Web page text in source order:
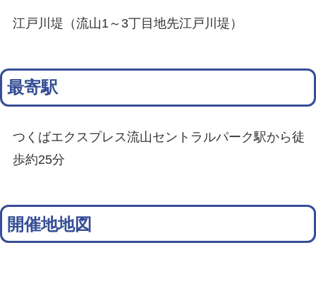
江戸川堤（流山1～3丁目地先江戸川堤）
最寄駅
つくばエクスプレス流山セントラルパーク駅から徒
歩約25分
開催地地図